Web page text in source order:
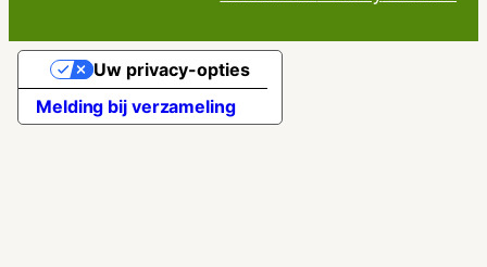
Melding bij verzameling
Uw privacy-opties